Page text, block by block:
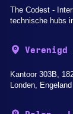
The Codest -
technische hubs
Kantoor 303B,
Londen, Engeland